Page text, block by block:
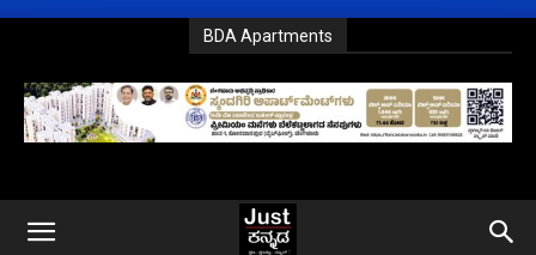
BDA Apartments